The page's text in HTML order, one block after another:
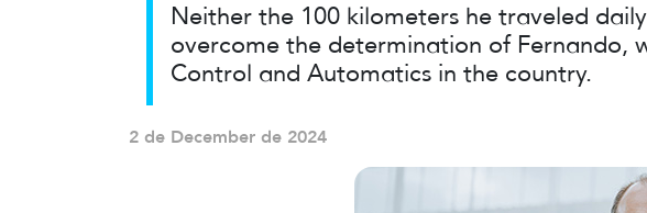
Neither the 100 kilometers he traveled
overcome the determination of Fernando,
Control and Automatics in the country.
2 de December de 2024